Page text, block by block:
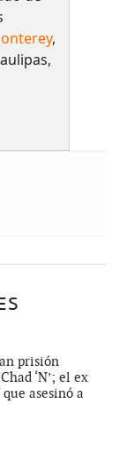
,
prisión
‘N’; el ex
asesinó a